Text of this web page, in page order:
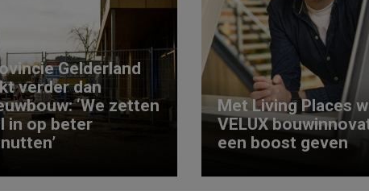
Gelderland
verder dan
‘We zetten
in op beter
Met Living Places
VELUX
een boost geven